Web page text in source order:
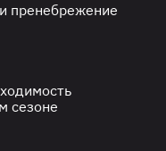
пренебрежение
сезоне